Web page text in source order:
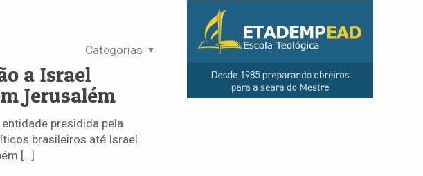
Categorias
a Israel
Jerusalém
presidida pela
brasileiros até Israel
[…]